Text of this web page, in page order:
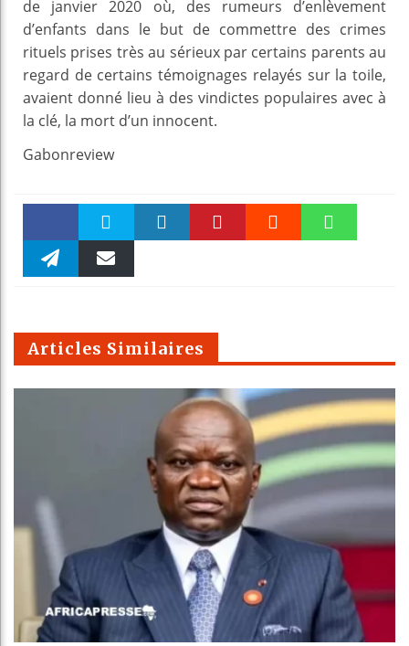
de janvier 2020 où, des rumeurs d’enlèvement
d’enfants dans le but de commettre des crimes
rituels prises très au sérieux par certains parents au
regard de certains témoignages relayés sur la toile,
avaient donné lieu à des vindictes populaires avec à
la clé, la mort d’un innocent.
Gabonreview
Faceboo Twitter
m
Articles Similaires